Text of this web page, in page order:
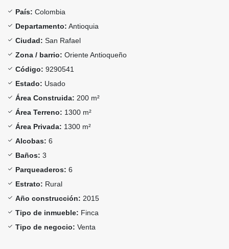
País: Colombia
Departamento: Antioquia
Ciudad: San Rafael
Zona / barrio: Oriente Antioqueño
Código: 9290541
Estado: Usado
Área Construida: 200 m²
Área Terreno: 1300 m²
Área Privada: 1300 m²
Alcobas: 6
Baños: 3
Parqueaderos: 6
Estrato: Rural
Año construcción: 2015
Tipo de inmueble: Finca
Tipo de negocio: Venta